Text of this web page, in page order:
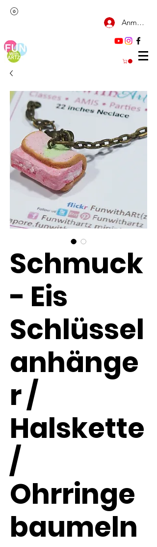
Anmelden
Schmuck
- Eis
Schlüssel
anhänge
r /
Halskette
/
Ohrringe
baumeln